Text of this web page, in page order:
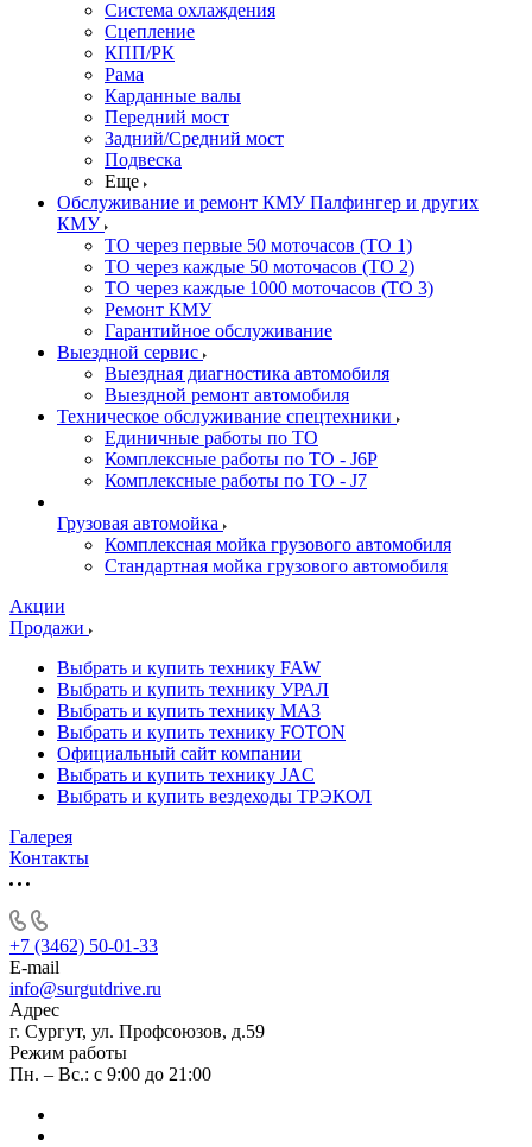
Система охлаждения
Сцепление
КПП/РК
Рама
Карданные валы
Передний мост
Задний/Средний мост
Подвеска
Еще
Обслуживание и ремонт КМУ Палфингер и других
КМУ
ТО через первые 50 моточасов (ТО 1)
ТО через каждые 50 моточасов (ТО 2)
ТО через каждые 1000 моточасов (ТО 3)
Ремонт КМУ
Гарантийное обслуживание
Выездной сервис
Выездная диагностика автомобиля
Выездной ремонт автомобиля
Техническое обслуживание спецтехники
Единичные работы по ТО
Комплексные работы по ТО - J6P
Комплексные работы по ТО - J7
Грузовая автомойка
Комплексная мойка грузового автомобиля
Стандартная мойка грузового автомобиля
Акции
Продажи
Выбрать и купить технику FAW
Выбрать и купить технику УРАЛ
Выбрать и купить технику МАЗ
Выбрать и купить технику FOTON
Официальный сайт компании
Выбрать и купить технику JAC
Выбрать и купить вездеходы ТРЭКОЛ
Галерея
Контакты
+7 (3462) 50-01-33
E-mail
info@surgutdrive.ru
Адрес
г. Сургут, ул. Профсоюзов, д.59
Режим работы
Пн. – Вс.: с 9:00 до 21:00